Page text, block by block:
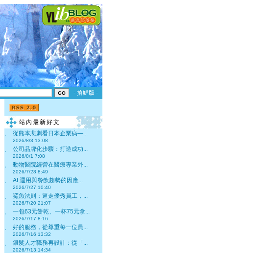
- 搶鮮版 -
站內最新好文
‧
從熊本悲劇看日本企業病—...
2026/8/3 13:08
‧ 公司品牌化步驟：打造成功...
2026/8/1 7:08
‧ 動物醫院經營在醫療專業外...
2026/7/28 8:49
‧ AI 運用與餐飲趨勢的因應...
2026/7/27 10:40
‧ 鯊魚法則：逼走優秀員工，...
2026/7/20 21:07
‧ 一包63元餅乾、一杯75元拿...
2026/7/17 8:16
‧ 好的服務，從尊重每一位員...
2026/7/16 13:32
‧ 銀髮人才職務再設計：從「...
2026/7/13 14:34